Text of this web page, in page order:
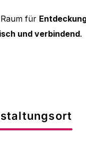
für
und verbindend.